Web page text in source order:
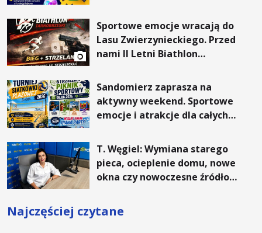
Sportowe emocje wracają do
Lasu Zwierzynieckiego. Przed
nami II Letni Biathlon
Sandomierz zaprasza na
aktywny weekend. Sportowe
emocje i atrakcje dla całych
T. Węgiel: Wymiana starego
pieca, ocieplenie domu, nowe
okna czy nowoczesne źródło
rachunki za energię, lepszy
komfort życia i... czystsze
Najczęściej czytane